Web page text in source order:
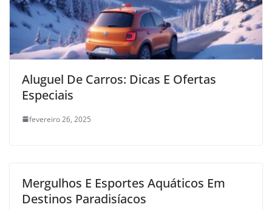
Aluguel De Carros: Dicas E Ofertas
Especiais
fevereiro 26, 2025
Mergulhos E Esportes Aquáticos Em
Destinos Paradisíacos